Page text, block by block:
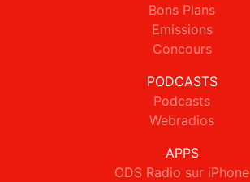
Bons Plans
Emissions
Concours
PODCASTS
Podcasts
Webradios
APPS
ODS Radio sur iPhone